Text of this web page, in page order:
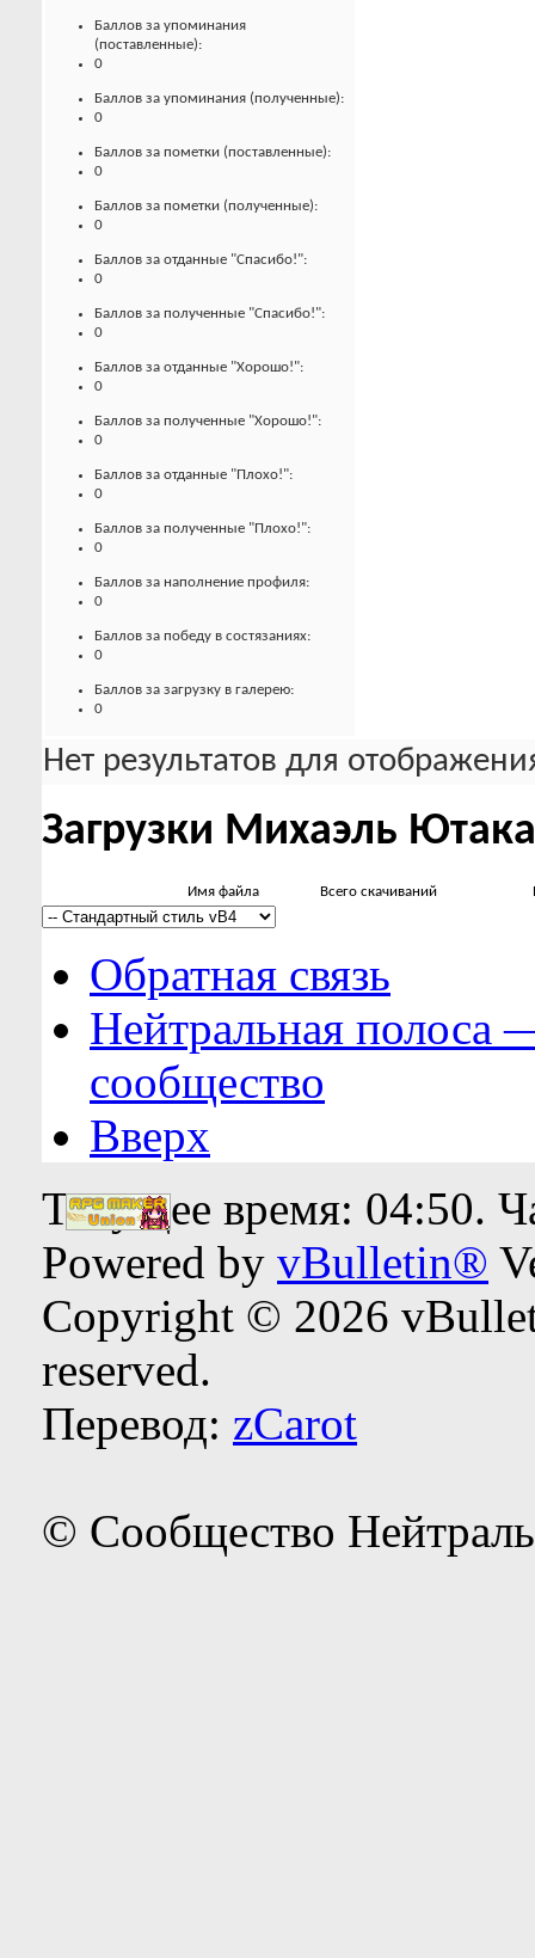
Баллов за упоминания
(поставленные):
0
Баллов за упоминания (полученные):
0
Баллов за пометки (поставленные):
0
Баллов за пометки (полученные):
0
Баллов за отданные "Спасибо!":
0
Баллов за полученные "Спасибо!":
0
Баллов за отданные "Хорошо!":
0
Баллов за полученные "Хорошо!":
0
Баллов за отданные "Плохо!":
0
Баллов за полученные "Плохо!":
0
Баллов за наполнение профиля:
0
Баллов за победу в состязаниях:
0
Баллов за загрузку в галерею:
0
Нет результатов для
Загрузки Михаэль Ютака
Имя файла Всего скачиваний
Обратная связь
Нейтральная полоса
сообщество
Вверх
Текущее время: 04:50.
Powered by vBulletin®
Copyright © 2026
reserved.
Перевод: zCarot
© Сообщество